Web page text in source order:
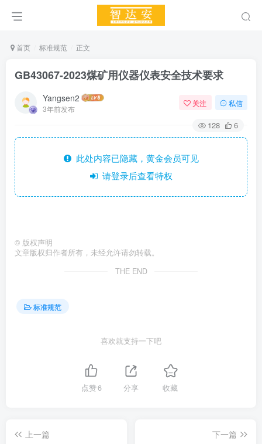
首页 标准规范 正文
GB43067-2023煤矿用仪器仪表安全技术要求
Yangsen2
3年前发布
关注 私信
128 6
此处内容已隐藏，黄金会员可见
请登录后查看特权
© 版权声明
文章版权归作者所有，未经允许请勿转载。
THE END
标准规范
喜欢就支持一下吧
点赞6 分享 收藏
上一篇
下一篇